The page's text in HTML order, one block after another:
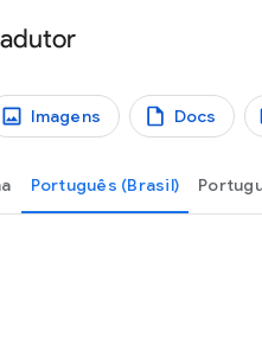
Imagens Docs
Português (Brasil)